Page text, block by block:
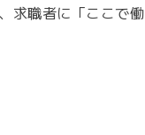
求職者に「ここで働